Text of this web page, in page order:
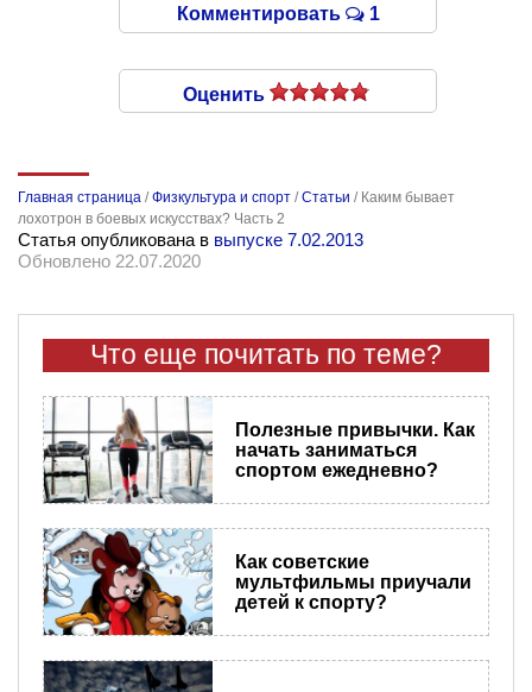
Комментировать 1
Оценить
Главная страница /Физкультура и спорт /Статьи / Каким бывает
лохотрон в боевых искусствах? Часть 2
Статья опубликована в выпуске 7.02.2013
Обновлено 22.07.2020
Что еще почитать по теме?
Полезные привычки. Как
начать заниматься
спортом ежедневно?
Как советские
мультфильмы приучали
детей к спорту?